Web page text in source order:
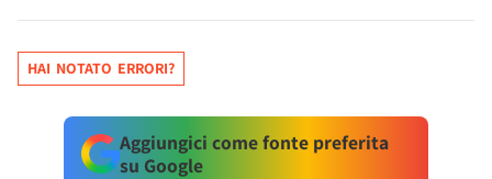
HAI NOTATO ERRORI?
Aggiungici come fonte preferita
su Google